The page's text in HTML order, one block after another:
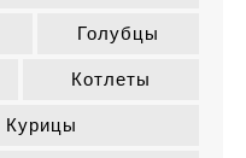
Голубцы
Котлеты